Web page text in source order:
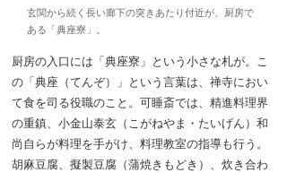
玄関から続く長い廊下の突きあたり付近が、厨房で
ある「典座寮」。
厨房の入口には「典座寮」という小さな札が。こ
の「典座（てんぞ）」という言葉は、禅寺におい
て食を司る役職のこと。可睡斎では、精進料理界
の重鎮、小金山泰玄（こがねやま・たいげん）和
尚自らが料理を手がけ、料理教室の指導も行う。
胡麻豆腐、擬製豆腐（蒲焼きもどき）、炊き合わ